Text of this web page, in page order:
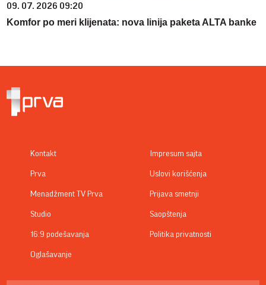
09. 07. 2026 09:20
Komfor po meri klijenata: nova linija paketa ALTA banke
Kontakt
Prva
Menadžment TV Prva
Studio
16:9 podešavanja
Oglašavanje
Impresum sajta
Uslovi korišćenja
Prijava smetnji
Saopštenja
Politika privatnosti